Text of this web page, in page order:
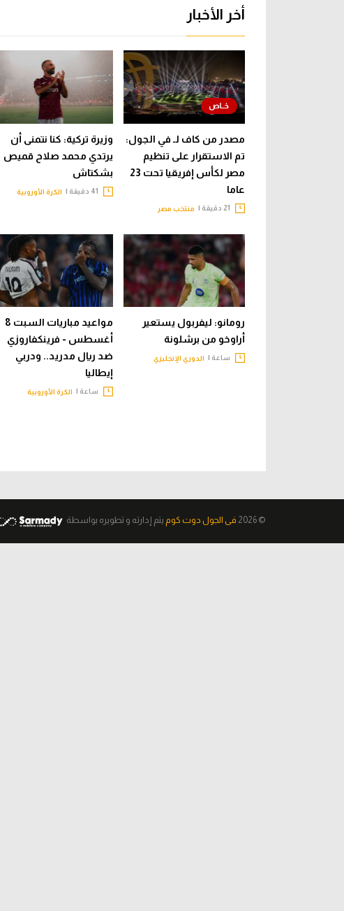
أخر الأخبار
مصدر من كاف لـ في الجول:
تم الاستقرار على تنظيم
مصر لكأس إفريقيا تحت 23
عاما
منتخب مصر
وزيرة تركية: كنا نتمنى أن
يرتدي محمد صلاح قميص
بشكتاش
الكرة الأوروبية
رومانو: ليفربول يستعير
أراوخو من برشلونة
ساعة | الدوري الإنجليزي
مواعيد مباريات السبت 8
أغسطس - فرينكفاروزي
ضد ريال مدريد.. ودربي
إيطاليا
ساعة | الكرة الأوروبية
© 2026 فى الجول دوت كوم يتم إدارته و تطويره بواسطة